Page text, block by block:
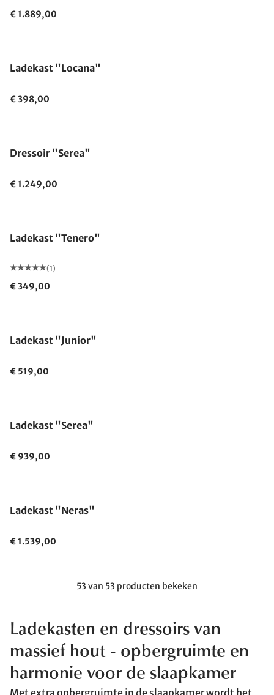
€ 1.889,00
Ladekast "Locana"
€ 398,00
Dressoir "Serea"
€ 1.249,00
Ladekast "Tenero"
(1)
€ 349,00
Ladekast "Junior"
€ 519,00
Ladekast "Serea"
€ 939,00
Ladekast "Neras"
€ 1.539,00
53 van 53 producten bekeken
Ladekasten en dressoirs van
massief hout- opbergruimte en
harmonie voor de slaapkamer
Met extra opbergruimte in de slaapkamer wordt het